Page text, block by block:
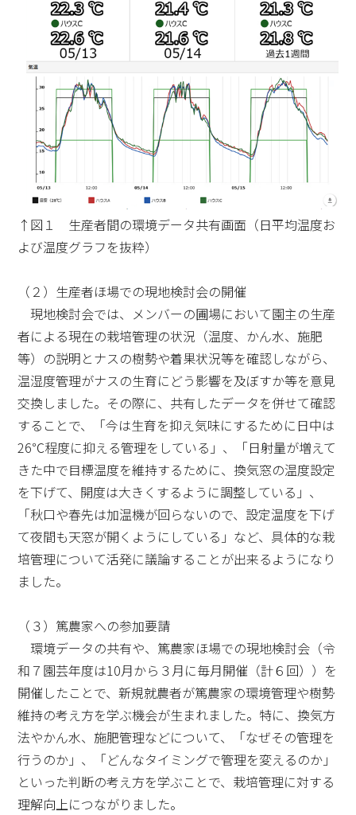
↑図１ 生産者間の環境データ共有画面（日平均温度お
よび温度グラフを抜粋）
（２）生産者ほ場での現地検討会の開催
現地検討会では、メンバーの圃場において園主の生産
者による現在の栽培管理の状況（温度、かん水、施肥
等）の説明とナスの樹勢や着果状況等を確認しながら、
温湿度管理がナスの生育にどう影響を及ぼすか等を意見
交換しました。その際に、共有したデータを併せて確認
することで、「今は生育を抑え気味にするために日中は
26℃程度に抑える管理をしている」、「日射量が増えて
きた中で目標温度を維持するために、換気窓の温度設定
を下げて、開度は大きくするように調整している」、
「秋口や春先は加温機が回らないので、設定温度を下げ
て夜間も天窓が開くようにしている」など、具体的な栽
培管理について活発に議論することが出来るようになり
ました。
（３）篤農家への参加要請
環境データの共有や、篤農家ほ場での現地検討会（令
和７園芸年度は10月から３月に毎月開催（計６回））を
開催したことで、新規就農者が篤農家の環境管理や樹勢
維持の考え方を学ぶ機会が生まれました。特に、換気方
法やかん水、施肥管理などについて、「なぜその管理を
行うのか」、「どんなタイミングで管理を変えるのか」
といった判断の考え方を学ぶことで、栽培管理に対する
理解向上につながりました。